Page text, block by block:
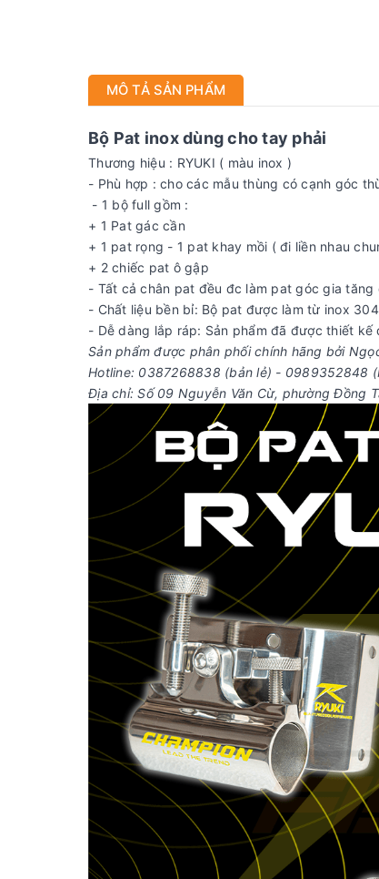
MÔ TẢ SẢN PHẨM
Bộ Pat inox dùng cho tay phải
Thương hiệu : RYUKI ( màu inox )
- Phù hợp : cho các mẫu thùng có cạnh góc
- 1 bộ full gồm :
+ 1 Pat gác cần
+ 1 pat rọng - 1 pat khay mồi ( đi liền nhau
+ 2 chiếc pat ô gập
- Tất cả chân pat đều đc làm pat góc gia
- Chất liệu bền bỉ: Bộ pat được làm từ inox
- Dễ dàng lắp ráp: Sản phẩm đã được thiết
Sản phẩm được phân phối chính hãng bởi
Hotline: 0387268838 (bản lẻ) - 0989352848
Địa chỉ: Số 09 Nguyễn Văn Cừ, phường Đồng